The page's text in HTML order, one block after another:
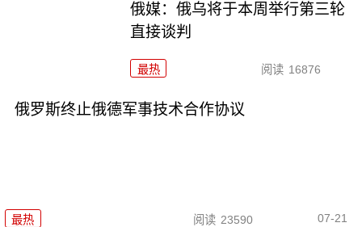
俄媒：俄乌将于本周举行第三轮
直接谈判
最热 阅读 16876
俄罗斯终止俄德军事技术合作协议
最热 阅读 23590 07-21